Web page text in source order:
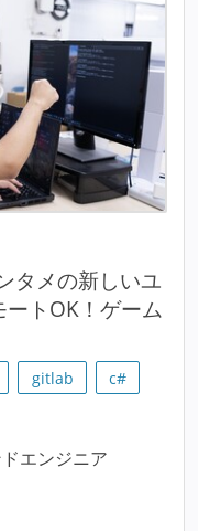
タメの新しいユ
トOK！ゲーム
gitlab
c#
エンジニア